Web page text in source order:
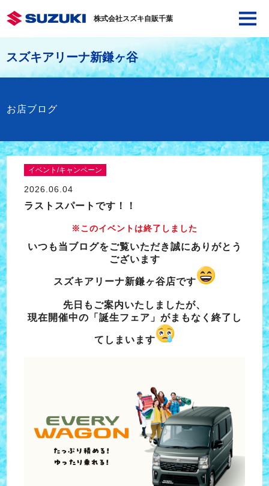
株式会社スズキ自販千葉
スズキアリーナ新鎌ヶ谷
お店ブログ
イベント/キャンペーン
2026.06.04
ラストスパートです！！
※このイベントは終了しました
いつも当ブログをご覧いただき誠にありがとう
ございます
スズキアリーナ新鎌ヶ谷店です
先日もご案内いたしましたが、
現在開催中の「誕生フェア」がまもなく終了し
てしまいます